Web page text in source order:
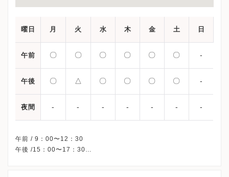
曜日 月 火 水 木 金 土 日
午前 〇 〇 〇 〇 〇 〇 -
午後 〇 △ 〇 〇 〇 〇 -
夜間 - - - - - - -
午前 / 9：00〜12：30
午後 /15：00〜17：30